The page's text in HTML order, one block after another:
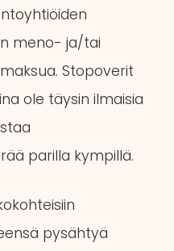
meno- ja/tai
Stopoverit
ole täysin ilmaisia
parilla kympillä.
pysähtyä